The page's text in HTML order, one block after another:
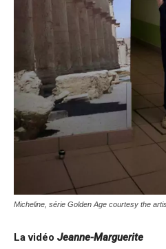
Micheline, série Golden Age courtesy the
La vidéo Jeanne-Marguerite